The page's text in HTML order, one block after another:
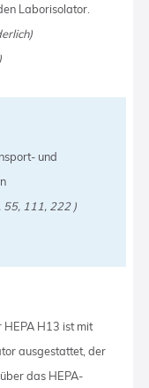
Laborisolator.
und
55, 111, 222 )
H13 ist mit
ausgestattet, der
das HEPA-